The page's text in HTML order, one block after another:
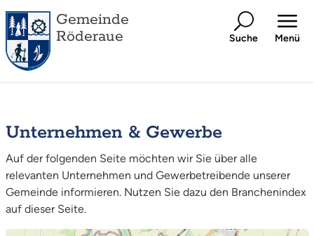
Gemeinde
Röderaue
Suche Menü
Unternehmen & Gewerbe
Auf der folgenden Seite möchten wir Sie über alle
relevanten Unternehmen und Gewerbetreibende unserer
Gemeinde informieren. Nutzen Sie dazu den Branchenindex
auf dieser Seite.